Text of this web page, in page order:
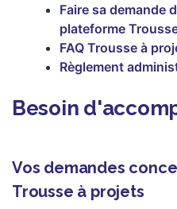
Faire sa demande
plateforme
FAQ Trousse à
Règlement
Besoin
Vos demandes
Trousse à projets